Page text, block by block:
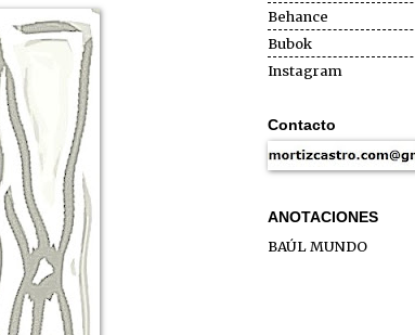
Behance
Bubok
Instagram
Contacto
ANOTACIONES
BAÚL MUNDO